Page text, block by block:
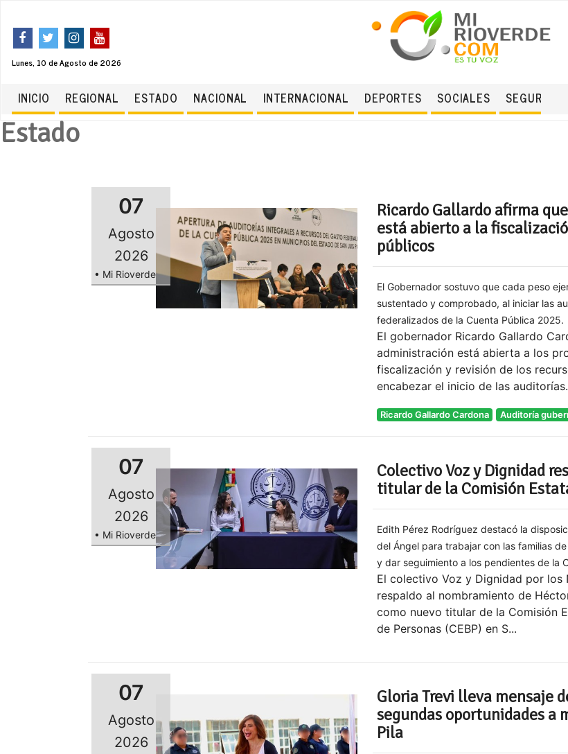
Lunes, 10 de Agosto de 2026
INICIO REGIONAL ESTADO NACIONAL INTERNACIONAL DEPORTES SOCIALES SEGURIDAD
Estado
07
Agosto
2026
• Mi Rioverde
Ricardo Gallardo afirma
está abierto a la
públicos
El Gobernador sostuvo que cada peso
sustentado y comprobado, al iniciar las
federalizados de la Cuenta Pública 2025.
El gobernador Ricardo Gallardo
administración está abierta a los
fiscalización y revisión de los
encabezar el inicio de las
Ricardo Gallardo Cardona Auditoría
07
Agosto
2026
• Mi Rioverde
Colectivo Voz y Dignidad
titular de la Comisión
Edith Pérez Rodríguez destacó la
del Ángel para trabajar con las familias
y dar seguimiento a los pendientes de la
El colectivo Voz y Dignidad por los
respaldo al nombramiento de
como nuevo titular de la Comisión
de Personas (CEBP) en S...
07
Agosto
2026
Gloria Trevi lleva mensaje
segundas oportunidades a
Pila